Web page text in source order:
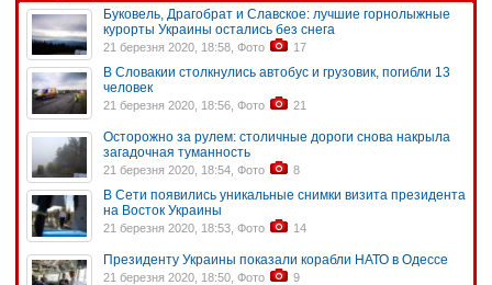
Буковель, Драгобрат и Славское: лучшие горнолыжные
курорты Украины остались без снега
21 березня 2020, 18:58, Фото 17
В Словакии столкнулись автобус и грузовик, погибли 13
человек
21 березня 2020, 18:56, Фото 21
Осторожно за рулем: столичные дороги снова накрыла
загадочная туманность
21 березня 2020, 18:54, Фото 8
В Сети появились уникальные снимки визита президента
на Восток Украины
21 березня 2020, 18:53, Фото 14
Президенту Украины показали корабли НАТО в Одессе
21 березня 2020, 18:50, Фото 9